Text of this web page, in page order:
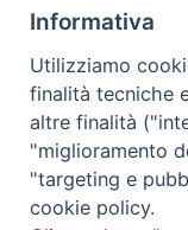
Informativa
Utilizziamo
finalità tecniche
altre finalità
"miglioramento
"targeting e
cookie policy.